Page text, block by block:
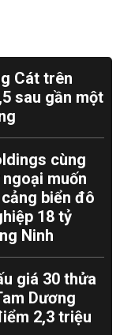
Cát trên
sau gần một
cùng
muốn
biển đô
18 tỷ
Ninh
giá 30 thửa
Dương
2,3 triệu